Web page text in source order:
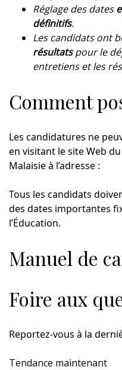
Réglage des dates
définitifs.
Les candidats ont
résultatspour le
entretiens et les
Comment
Les candidatures ne
en visitant le site Web
Malaisie à l’adresse :
Tous les candidats
des dates importantes
l’Éducation.
Manuel de
Foire aux
Reportez-vous à la
Tendance maintenant